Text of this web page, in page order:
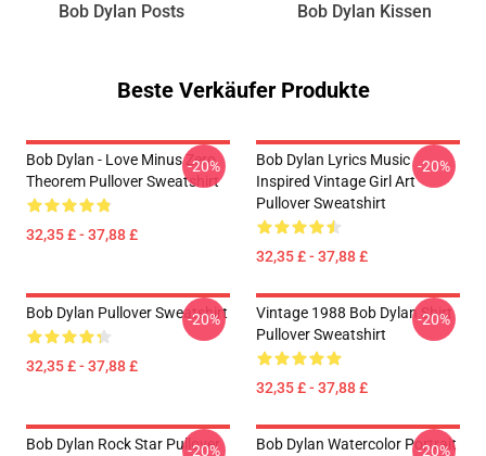
Bob Dylan Posts Bob Dylan Kissen
Beste Verkäufer Produkte
Bob Dylan - Love Minus Zero
Theorem Pullover Sweatshirt
32,35 £ - 37,88 £
-20%
Bob Dylan Lyrics Music
Inspired Vintage Girl Art
Pullover Sweatshirt
32,35 £ - 37,88 £
-20%
Bob Dylan Pullover Sweatshirt
32,35 £ - 37,88 £
-20%
Vintage 1988 Bob Dylan Shirt
Pullover Sweatshirt
32,35 £ - 37,88 £
-20%
Bob Dylan Rock Star Pullover
-20%
Bob Dylan Watercolor Portrait
-20%